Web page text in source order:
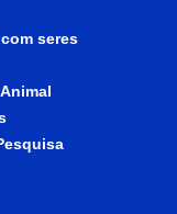
seres